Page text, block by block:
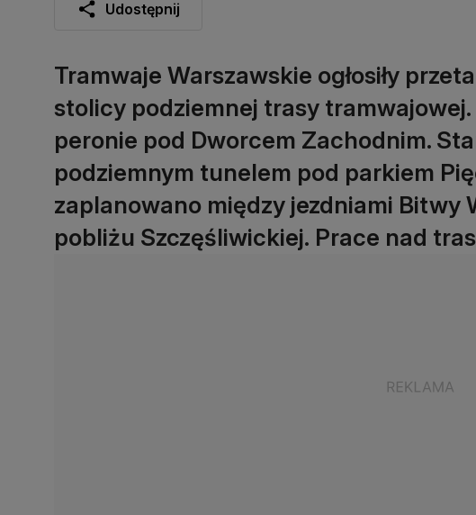
Udostępnij
Tramwaje Warszawskie ogłosiły
stolicy podziemnej trasy tramwajowej.
peronie pod Dworcem Zachodnim.
podziemnym tunelem pod parkiem
zaplanowano między jezdniami Bitwy
pobliżu Szczęśliwickiej. Prace nad